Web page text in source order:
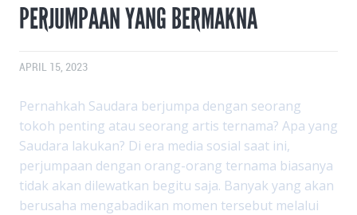
PERJUMPAAN YANG BERMAKNA
APRIL 15, 2023
Pernahkah Saudara berjumpa dengan seorang
tokoh penting atau seorang artis ternama? Apa yang
Saudara lakukan? Di era media sosial saat ini,
perjumpaan dengan orang-orang ternama biasanya
tidak akan dilewatkan begitu saja. Banyak yang akan
berusaha mengabadikan momen tersebut melalui